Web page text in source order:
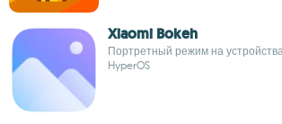
Xiaomi Bokeh
Портретный режим на
HyperOS